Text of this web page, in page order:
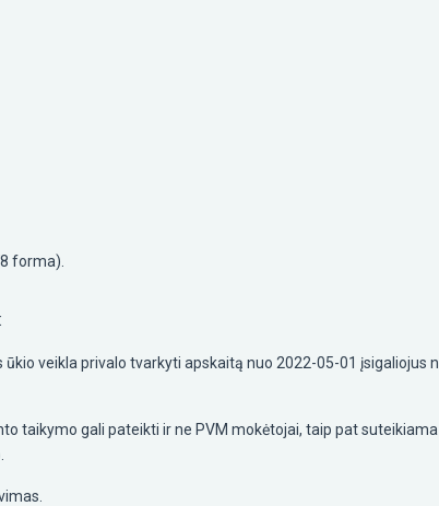
forma).
veikla privalo tvarkyti apskaitą nuo 2022-05-01 įsigaliojus
taikymo gali pateikti ir ne PVM mokėtojai, taip pat